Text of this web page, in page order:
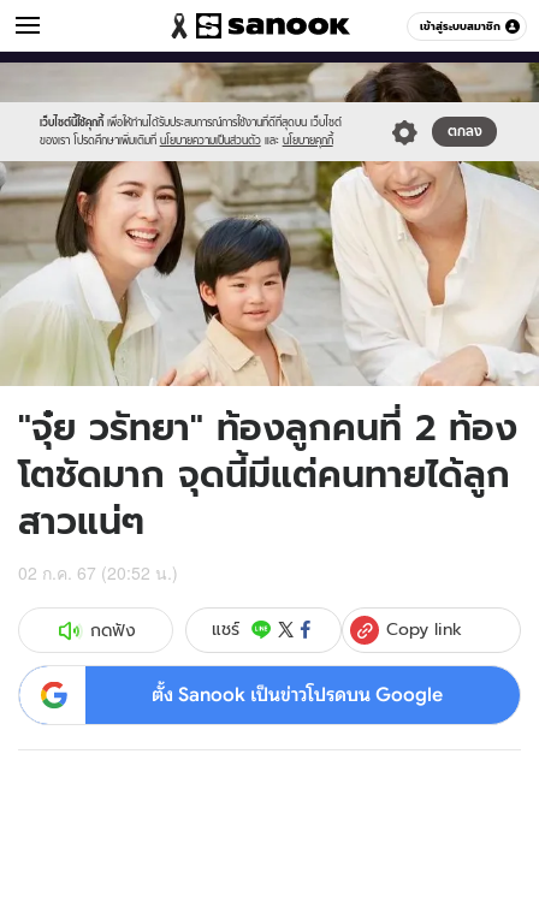
เข้าสู่ระบบสมาชิก
ข่าวบันเทิง หมวดอื่นๆ
เว็บไซต์นี้ใช้คุกกี้ เพื่อให้ท่านได้รับประสบการณ์การใช้งานที่ดีที่สุดบน เว็บไซต์
ของเรา โปรดศึกษาเพิ่มเติมที่ นโยบายความเป็นส่วนตัว และ นโยบายคุกกี้
ตกลง
//s.isanook.com/sr/0/images/logo-
new-
sanook.png
//s.isanook.com/ns/0/ud/1894/9472398/newproject(48).jpg
"จุ๋ย วรัทยา" ท้องลูกคนที่ 2 ท้อง
โตชัดมาก จุดนี้มีแต่คนทายได้ลูก
สาวแน่ๆ
02 ก.ค. 67 (20:52 น.)
กดฟัง แชร์ Copy link
ตั้ง Sanook เป็นข่าวโปรดบน Google